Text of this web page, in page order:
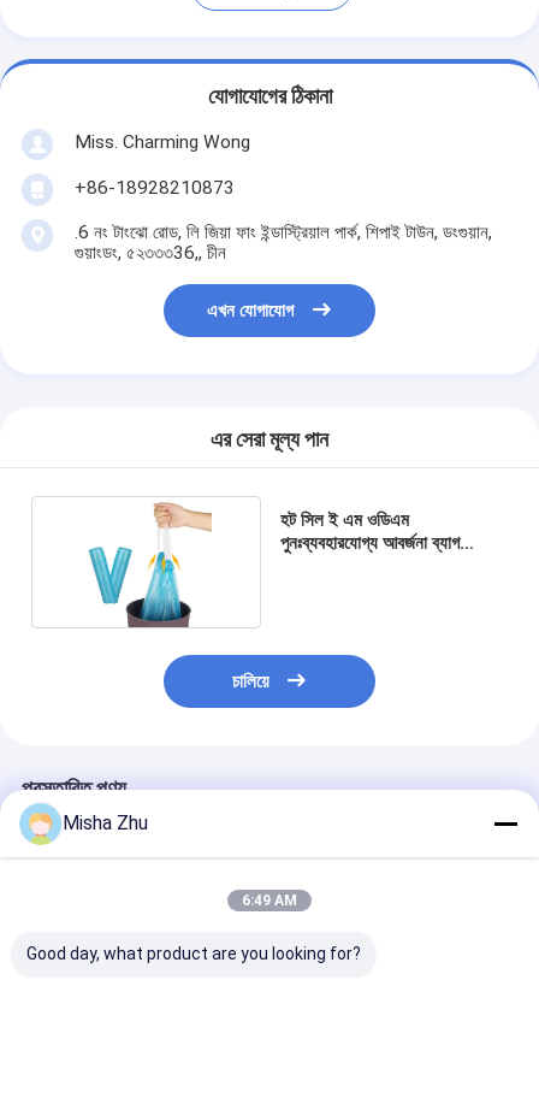
যোগাযোগের ঠিকানা
Miss. Charming Wong
+86-18928210873
.6 নং টাংঝো রোড, লি জিয়া ফাং ইন্ডাস্ট্রিয়াল পার্ক, শিপাই টাউন, ডংগুয়ান,
গুয়াংডং, ৫২৩৩৩36,, চীন
এখন যোগাযোগ
এর সেরা মূল্য পান
হট সিল ই এম ওডিএম
পুনঃব্যবহারযোগ্য আবর্জনা ব্যাগ
চালিয়ে
প্রস্তাবিত পণ্য
Misha Zhu
6:49 AM
Good day, what product are you looking for?